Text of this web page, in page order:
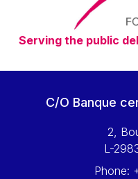
Serving the public
C/O Banque
2,
L-
Phone: